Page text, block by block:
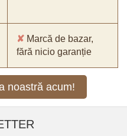
✘ Marcă de bazar,
fără nicio garanție
noastră acum!